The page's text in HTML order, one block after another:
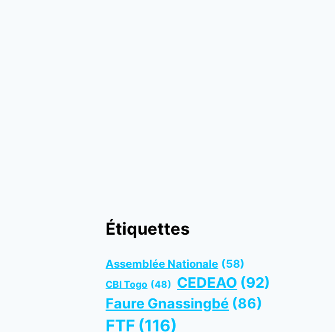
Étiquettes
Assemblée Nationale (58)
CBI Togo (48) CEDEAO (92)
Faure Gnassingbé (86)
FTF (116)